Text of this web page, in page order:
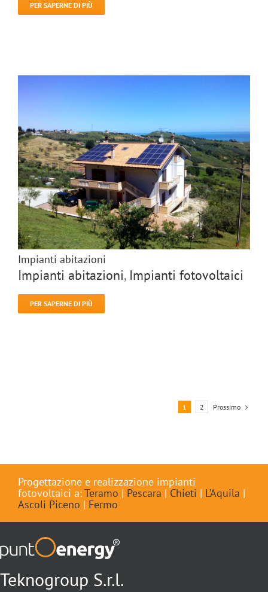
PER SAPERNE DI PIÙ
Impianti abitazioni
Impianti abitazioni, Impianti fotovoltaici
PER SAPERNE DI PIÙ
1 2 Prossimo
Progettazione e realizzazione impianti
fotovoltaici a:Teramo | Pescara | Chieti | L’Aquila |
Ascoli Piceno | Fermo
Teknogroup S.r.l.